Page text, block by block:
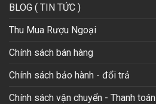
BLOG ( TIN TỨC )
Thu Mua Rượu Ngoại
Chính sách bán hàng
Chính sách bảo hành - đổi trả
Chính sách vận chuyển - Thanh toán